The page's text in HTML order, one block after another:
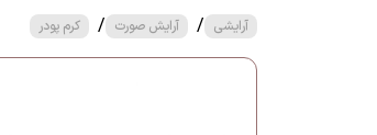
آرایشی / آرایش صورت / کرم پودر